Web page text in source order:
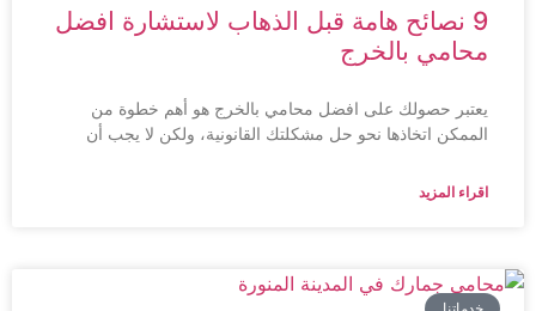
9 نصائح هامة قبل الذهاب لاستشارة افضل
محامي بالخرج
يعتبر حصولك على افضل محامي بالخرج هو أهم خطوة من
الممكن اتخاذها نحو حل مشكلتك القانونية، ولكن لا يجب أن
اقراء المزيد